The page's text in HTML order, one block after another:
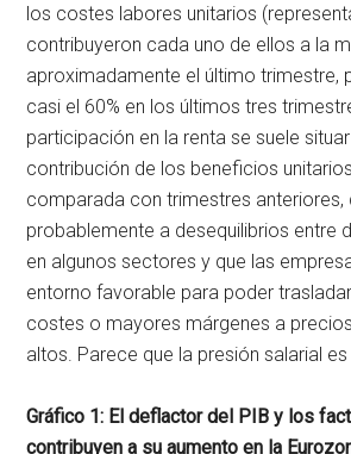
los costes labores unitarios
contribuyeron cada uno de ellos a la
aproximadamente el último trimestre,
casi el 60% en los últimos tres
participación en la renta se suele
contribución de los beneficios
comparada con trimestres anteriores,
probablemente a desequilibrios entre
en algunos sectores y que las
entorno favorable para poder
costes o mayores márgenes a
altos. Parece que la presión salarial es
Gráfico 1: El deflactor del PIB y los
contribuyen a su aumento en la